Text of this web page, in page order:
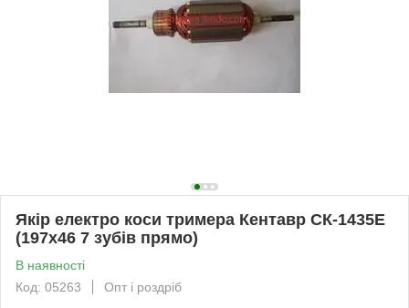
Якір електро коси тримера Кентавр СК-1435Е
(197х46 7 зубів прямо)
В наявності
Код: 05263
Опт і роздріб